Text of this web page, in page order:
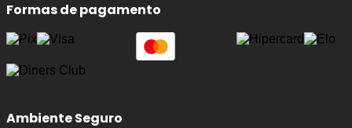
Formas de pagamento
Ambiente Seguro